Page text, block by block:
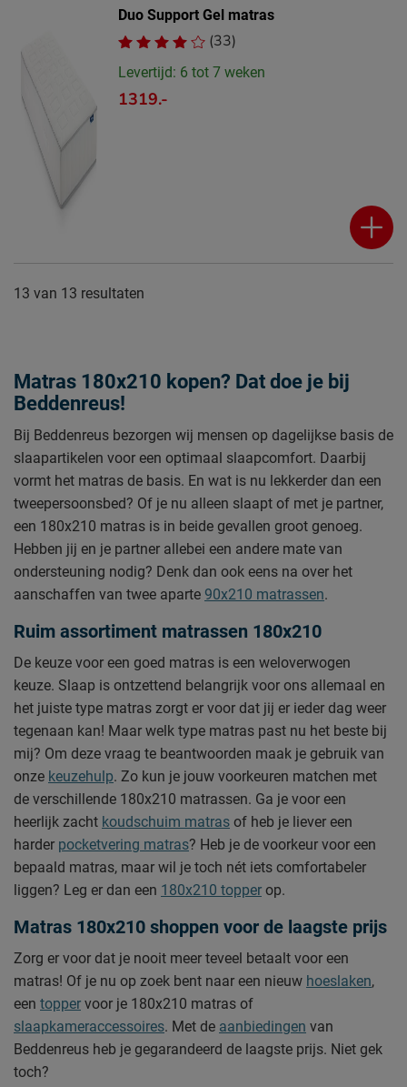
Duo Support Gel matras
(33)
Levertijd: 6 tot 7 weken
1319.-
13 van 13 resultaten
Matras 180x210 kopen? Dat doe je bij
Beddenreus!
Bij Beddenreus bezorgen wij mensen op dagelijkse basis de
slaapartikelen voor een optimaal slaapcomfort. Daarbij
vormt het matras de basis. En wat is nu lekkerder dan een
tweepersoonsbed? Of je nu alleen slaapt of met je partner,
een 180x210 matras is in beide gevallen groot genoeg.
Hebben jij en je partner allebei een andere mate van
ondersteuning nodig? Denk dan ook eens na over het
aanschaffen van twee aparte 90x210 matrassen.
Ruim assortiment matrassen 180x210
De keuze voor een goed matras is een weloverwogen
keuze. Slaap is ontzettend belangrijk voor ons allemaal en
het juiste type matras zorgt er voor dat jij er ieder dag weer
tegenaan kan! Maar welk type matras past nu het beste bij
mij? Om deze vraag te beantwoorden maak je gebruik van
onze keuzehulp. Zo kun je jouw voorkeuren matchen met
de verschillende 180x210 matrassen. Ga je voor een
heerlijk zacht koudschuim matras of heb je liever een
harder pocketvering matras? Heb je de voorkeur voor een
bepaald matras, maar wil je toch nét iets comfortabeler
liggen? Leg er dan een 180x210 topper op.
Matras 180x210 shoppen voor de laagste prijs
Zorg er voor dat je nooit meer teveel betaalt voor een
matras! Of je nu op zoek bent naar een nieuw hoeslaken,
een topper voor je 180x210 matras of
slaapkameraccessoires. Met de aanbiedingen van
Beddenreus heb je gegarandeerd de laagste prijs. Niet gek
toch?